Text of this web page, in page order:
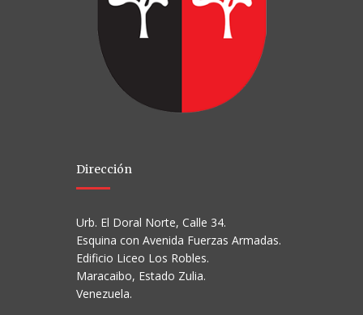
Dirección
Urb. El Doral Norte, Calle 34.
Esquina con Avenida Fuerzas Armadas.
Edificio Liceo Los Robles.
Maracaibo, Estado Zulia.
Venezuela.